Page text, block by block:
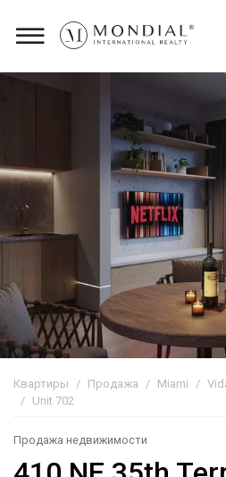
Квартиры Продажа Miami
Unit 702
Продажа недвижимости